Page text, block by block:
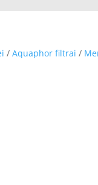
/Aquaphor filtrai /